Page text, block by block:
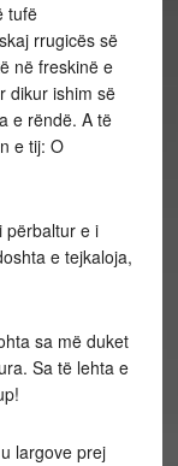
tufë
rrugicës së
në freskinë e
dikur ishim së
e rëndë. A të
e tij: O
e i
e tejkaloja,
sa më duket
Sa të lehta e
largove prej